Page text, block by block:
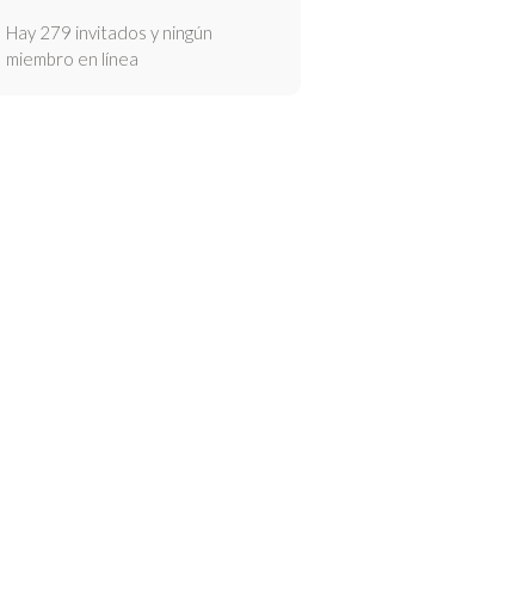
Hay 279 invitados y ningún
miembro en línea